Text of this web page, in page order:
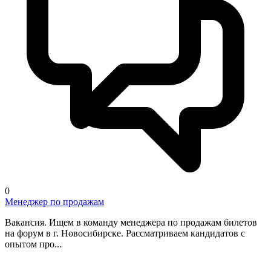
0
Менеджер по продажам
Вакансия. Ищем в команду менеджера по продажам билетов
на форум в г. Новосибирске. Рассматриваем кандидатов с
опытом про...